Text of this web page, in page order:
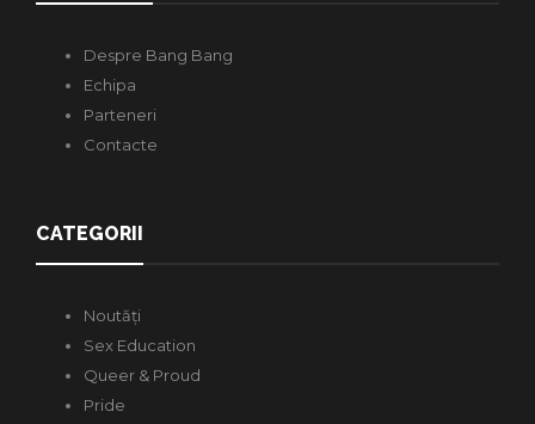
Despre Bang Bang
Echipa
Parteneri
Contacte
CATEGORII
Noutăți
Sex Education
Queer & Proud
Pride